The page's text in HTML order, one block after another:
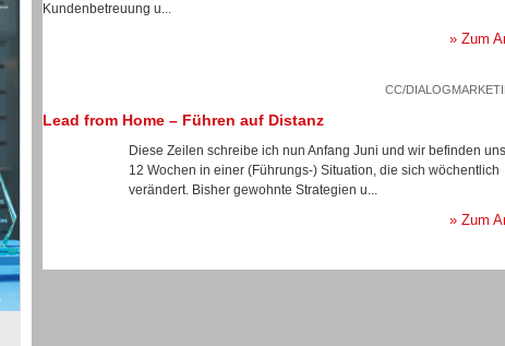
Kundenbetreuung u...
» Zum
CC/
Lead from Home – Führen auf Distanz
Diese Zeilen schreibe ich nun Anfang Juni und wir befinden
12 Wochen in einer (Führungs-) Situation, die sich wöchentlich
verändert. Bisher gewohnte Strategien u...
» Zum